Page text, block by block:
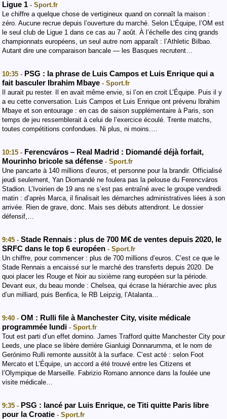
Ligue 1 - Sport.fr
Le chiffre a quelque chose de vertigineux quand on connaît la maison :
zéro. Aucune recrue depuis l’ouverture du marché. Selon L’Équipe, l’OM est
le seul club de Ligue 1 dans ce cas au 7 août. À l’échelle des cinq grands
championnats européens, un seul autre nom apparaît : l’Athletic Bilbao.
Autant dire une comparaison bancale — les Basques recrutent…
10:35 - PSG : la phrase de Luis Campos et Luis Enrique qui a
fait basculer Ibrahim Mbaye - Sport.fr
Il aurait pu rester. Il en avait même envie, si l’on en croit L’Équipe. Puis il y
a eu cette conversation. Luis Campos et Luis Enrique ont prévenu Ibrahim
Mbaye et son entourage : en cas de saison supplémentaire à Paris, son
temps de jeu ressemblerait à celui de l’exercice écoulé. Trente matchs,
toutes compétitions confondues. Ni plus, ni moins.…
10:15 - Ferencváros – Real Madrid : Diomandé déjà forfait,
Mourinho bricole sa défense - Sport.fr
Une pancarte à 140 millions d’euros, et personne pour la brandir. Officialisé
jeudi seulement, Yan Diomandé ne foulera pas la pelouse du Ferencváros
Stadion. L’Ivoirien de 19 ans ne s’est pas entraîné avec le groupe vendredi
matin : d’après Marca, il finalisait les démarches administratives liées à son
arrivée. Rien de grave, donc. Mais ses débuts attendront. Le dossier
défensif,…
9:45 - Stade Rennais : plus de 700 M€ de ventes depuis 2020, le
SRFC dans le top 6 européen - Sport.fr
Un chiffre, pour commencer : plus de 700 millions d’euros. C’est ce que le
Stade Rennais a encaissé sur le marché des transferts depuis 2020. De
quoi placer les Rouge et Noir au sixième rang européen sur la période.
Devant eux, du beau monde : Chelsea, qui écrase la hiérarchie avec plus
d’un milliard, puis Benfica, le RB Leipzig, l’Atalanta…
9:40 - OM : Rulli file à Manchester City, visite médicale
programmée lundi - Sport.fr
Tout est parti d’un effet domino. James Trafford quitte Manchester City pour
Leeds, une place se libère derrière Gianluigi Donnarumma, et le nom de
Gerónimo Rulli remonte aussitôt à la surface. C’est acté : selon Foot
Mercato et L’Équipe, un accord a été trouvé entre les Citizens et
l’Olympique de Marseille. Fabrizio Romano annonce dans la foulée une
visite médicale…
9:35 - PSG : lancé par Luis Enrique, ce Titi quitte Paris libre
pour la Croatie - Sport.fr